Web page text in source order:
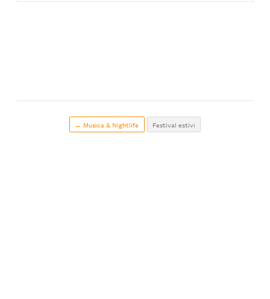
← Musica & Nightlife Festival estivi